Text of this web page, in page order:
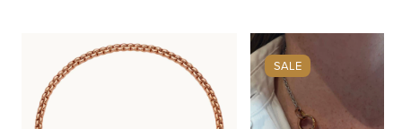
SALE